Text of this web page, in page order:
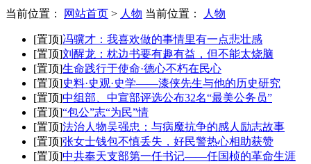
当前位置： 网站首页 > 人物 当前位置： 人物
[置顶]冯骥才：我喜欢做的事情里有一点悲壮感
[置顶]刘醒龙：枕边书要有趣有益，但不能太烧脑
[置顶]生命践行于使命·德心不朽在民心
[置顶]史料·史观·史学——漆侠先生与他的历史研究
[置顶]中组部、中宣部评选公布32名“最美公务员”
[置顶]“包公”志“为民”情
[置顶]法治人物吴强忠：与病魔抗争的感人励志故事
[置顶]张女士钱包不慎丢失，好民警热心相助获赞
[置顶]中共奉天支部第一任书记——任国桢的革命生涯